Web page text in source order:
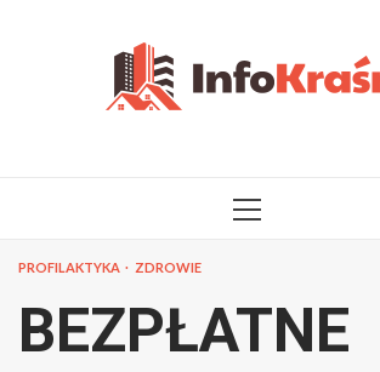
PRIMARY
PROFILAKTYKA ZDROWIE
BEZPŁATNE